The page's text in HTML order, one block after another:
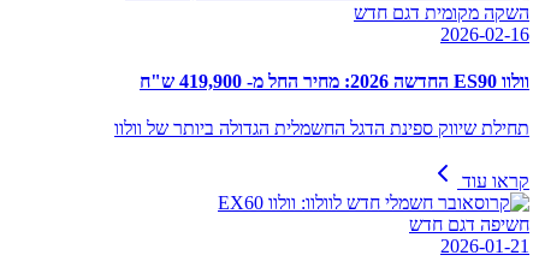
השקה מקומית דגם חדש
2026-02-16
וולוו ES90 החדשה 2026: מחיר החל מ- 419,900 ש"ח
תחילת שיווק ספינת הדגל החשמלית הגדולה ביותר של וולוו
קראו עוד
חשיפה דגם חדש
2026-01-21